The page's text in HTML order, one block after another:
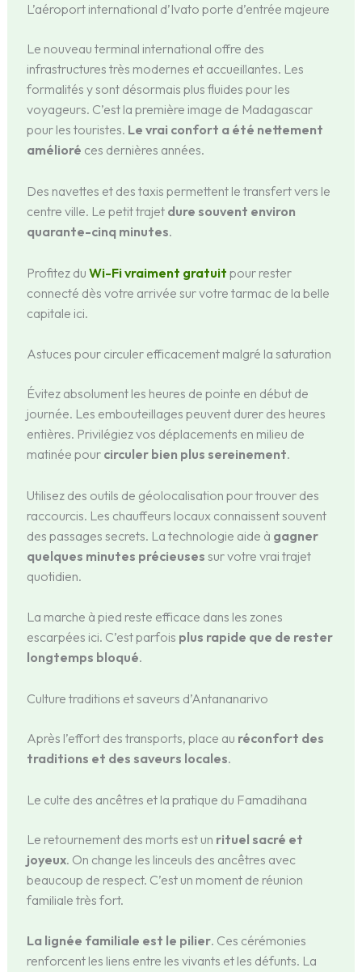
L’aéroport international d’Ivato porte d’entrée majeure
Le nouveau terminal international offre des
infrastructures très modernes et accueillantes. Les
formalités y sont désormais plus fluides pour les
voyageurs. C’est la première image de Madagascar
pour les touristes. Le vrai confort a été nettement
amélioré ces dernières années.
Des navettes et des taxis permettent le transfert vers le
centre ville. Le petit trajet dure souvent environ
quarante-cinq minutes.
Profitez du Wi-Fi vraiment gratuit pour rester
connecté dès votre arrivée sur votre tarmac de la belle
capitale ici.
Astuces pour circuler efficacement malgré la saturation
Évitez absolument les heures de pointe en début de
journée. Les embouteillages peuvent durer des heures
entières. Privilégiez vos déplacements en milieu de
matinée pour circuler bien plus sereinement.
Utilisez des outils de géolocalisation pour trouver des
raccourcis. Les chauffeurs locaux connaissent souvent
des passages secrets. La technologie aide à gagner
quelques minutes précieuses sur votre vrai trajet
quotidien.
La marche à pied reste efficace dans les zones
escarpées ici. C’est parfois plus rapide que de rester
longtemps bloqué.
Culture traditions et saveurs d’Antananarivo
Après l’effort des transports, place au réconfort des
traditions et des saveurs locales.
Le culte des ancêtres et la pratique du Famadihana
Le retournement des morts est un rituel sacré et
joyeux. On change les linceuls des ancêtres avec
beaucoup de respect. C’est un moment de réunion
familiale très fort.
La lignée familiale est le pilier. Ces cérémonies
renforcent les liens entre les vivants et les défunts. La